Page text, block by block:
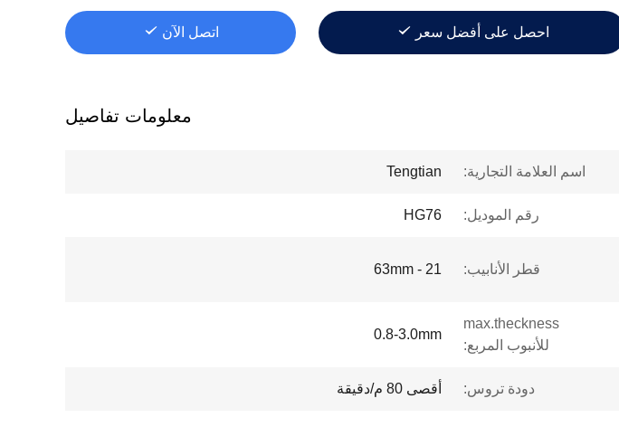
احصل على أفضل سعر اتصل الآن
معلومات تفاصيل
اسم العلامة التجارية: Tengtian
رقم الموديل: HG76
قطر الأنابيب: 21 - 63mm
max.theckness
للأنبوب المربع:
0.8-3.0mm
دودة تروس: أقصى 80 م/دقيقة